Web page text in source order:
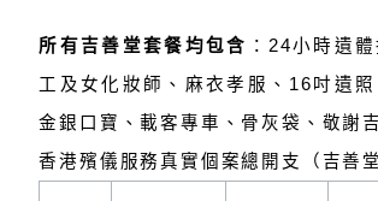
所有吉善堂套餐均包含 ：24小時遺
工及女化妝師、麻衣孝服、16吋遺照
金銀口寶、載客專車、骨灰袋、敬謝
香港殯儀服務真實個案總開支（吉善